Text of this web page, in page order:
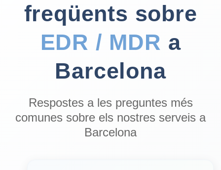
freqüents sobre
EDR / MDR a
Barcelona
Respostes a les preguntes més
comunes sobre els nostres serveis a
Barcelona